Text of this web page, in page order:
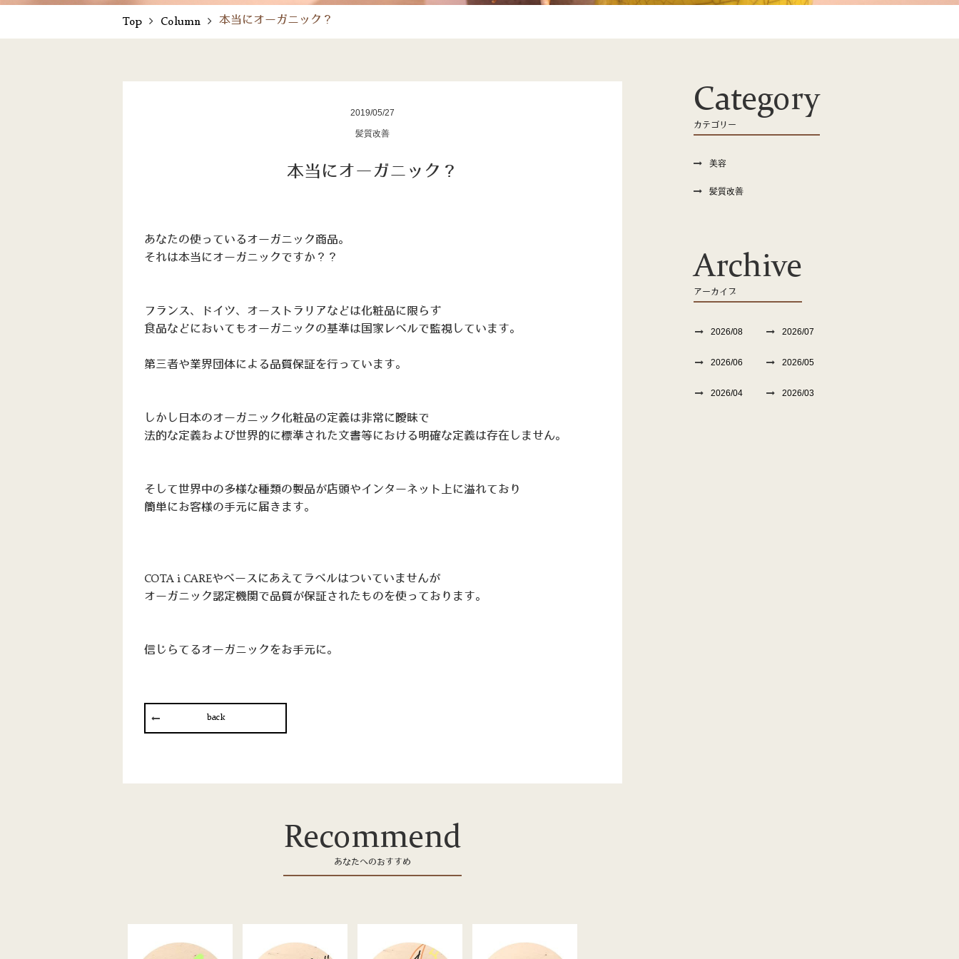
Top Column 本当にオーガニック？
2019/05/27
髪質改善
本当にオーガニック？
あなたの使っているオーガニック商品。
それは本当にオーガニックですか？？
フランス、ドイツ、オーストラリアなどは化粧品に限らず
食品などにおいてもオーガニックの基準は国家レベルで監視しています。
第三者や業界団体による品質保証を行っています。
しかし日本のオーガニック化粧品の定義は非常に曖昧で
法的な定義および世界的に標準された文書等における明確な定義は存在しません。
そして世界中の多様な種類の製品が店頭やインターネット上に溢れており
簡単にお客様の手元に届きます。
COTA i CAREやベースにあえてラベルはついていませんが
オーガニック認定機関で品質が保証されたものを使っております。
信じらてるオーガニックをお手元に。
back
Recommend
あなたへのおすすめ
Category
カテゴリー
美容
髪質改善
Archive
アーカイブ
2026/08 2026/07
2026/06 2026/05
2026/04 2026/03